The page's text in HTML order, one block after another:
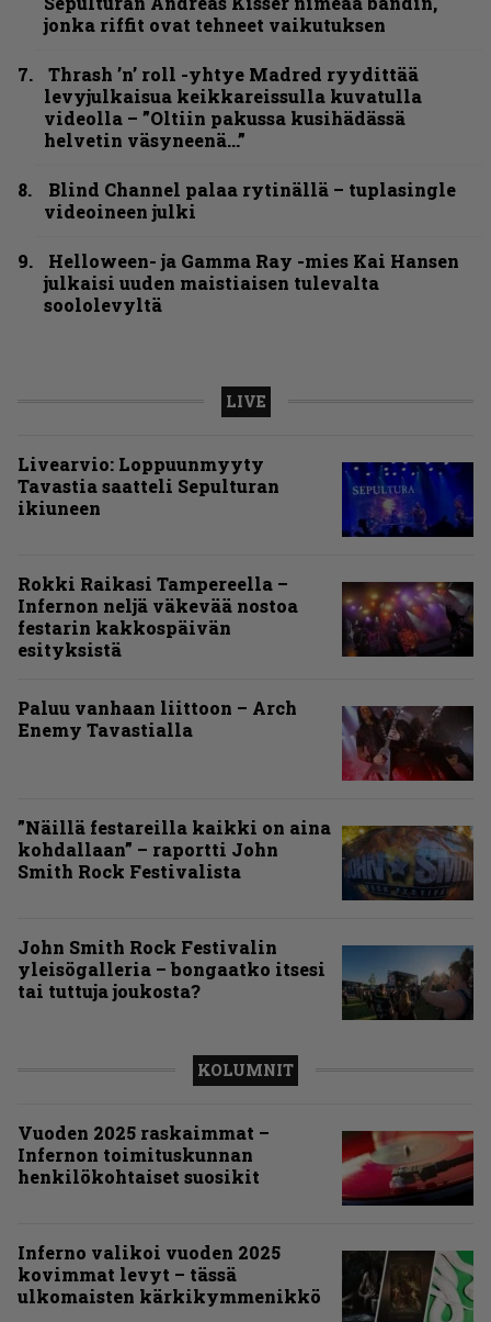
jonka riffit ovat tehneet vaikutuksen
Thrash ’n’ roll -yhtye Madred ryydittää
levyjulkaisua keikkareissulla kuvatulla
videolla – ”Oltiin pakussa kusihädässä
helvetin väsyneenä…”
Blind Channel palaa rytinällä – tuplasingle
videoineen julki
Helloween- ja Gamma Ray -mies Kai Hansen
julkaisi uuden maistiaisen tulevalta
soololevyltä
LIVE
Livearvio: Loppuunmyyty
Tavastia saatteli Sepulturan
ikiuneen
Rokki Raikasi Tampereella –
Infernon neljä väkevää nostoa
festarin kakkospäivän
esityksistä
Paluu vanhaan liittoon – Arch
Enemy Tavastialla
”Näillä festareilla kaikki on aina
kohdallaan” – raportti John
Smith Rock Festivalista
John Smith Rock Festivalin
yleisögalleria – bongaatko itsesi
tai tuttuja joukosta?
KOLUMNIT
Vuoden 2025 raskaimmat –
Infernon toimituskunnan
henkilökohtaiset suosikit
Inferno valikoi vuoden 2025
kovimmat levyt – tässä
ulkomaisten kärkikymmenikkö